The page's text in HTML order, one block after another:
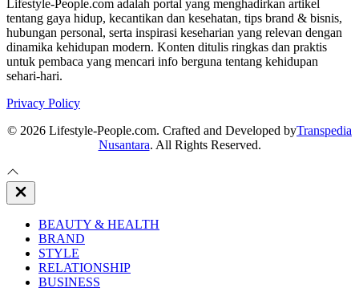
Lifestyle-People.com adalah portal yang menghadirkan artikel
tentang gaya hidup, kecantikan dan kesehatan, tips brand & bisnis,
hubungan personal, serta inspirasi keseharian yang relevan dengan
dinamika kehidupan modern. Konten ditulis ringkas dan praktis
untuk pembaca yang mencari info berguna tentang kehidupan
sehari-hari.
Privacy Policy
© 2026 Lifestyle-People.com. Crafted and Developed byTranspedia
Nusantara. All Rights Reserved.
Close
Off
BEAUTY & HEALTH
BRAND
STYLE
RELATIONSHIP
BUSINESS